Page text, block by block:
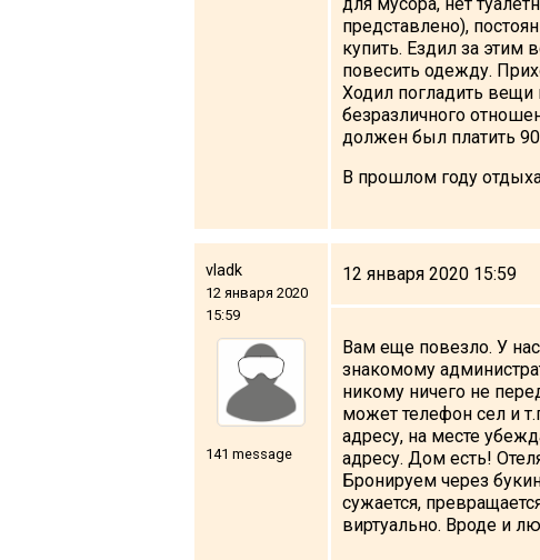
представлено),
купить. Ездил за этим
повесить одежду.
Ходил погладить вещи
безразличного
должен был платить
В прошлом году
vladk
12 января 2020
15:59
141 message
12 января 2020 15:59
Вам еще повезло. У
знакомому
никому ничего не
может телефон сел и
адресу, на месте
адресу. Дом есть!
Бронируем через
сужается,
виртуально. Вроде и
About Georgia